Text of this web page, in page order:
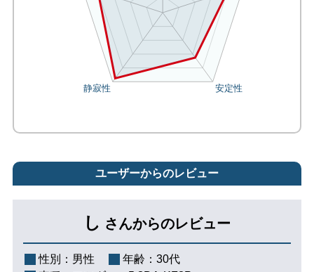
ユーザーからのレビュー
し さんからのレビュー
性別： 男性 年齢： 30代